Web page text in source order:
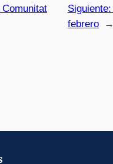
Siguiente:
febrero
→